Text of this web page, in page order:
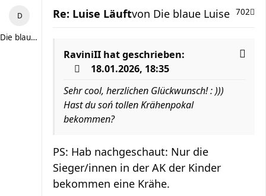
Die blaue Luise
Re: Luise Läuft 702
von Die blaue Luise
RaviniII hat geschrieben:
18.01.2026, 18:35
Sehr cool, herzlichen Glückwunsch! : )))
Hast du soń tollen Krähenpokal
bekommen?
PS: Hab nachgeschaut: Nur die
Sieger/innen in der AK der Kinder
bekommen eine Krähe.